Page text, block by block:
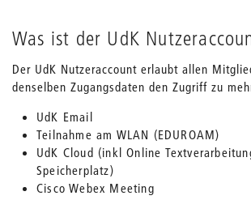
Was ist der UdK
Der UdK Nutzeraccount erlaubt allen
denselben Zugangsdaten den Zugriff zu
UdK Email
Teilnahme am WLAN (EDUROAM)
UdK Cloud (inkl Online
Speicherplatz)
Cisco Webex Meeting